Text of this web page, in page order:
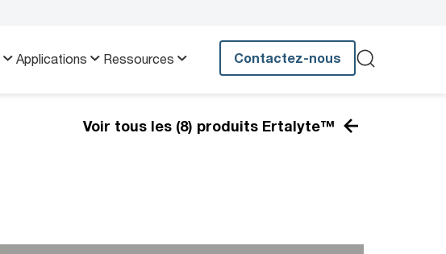
Applications Ressources Contactez-nous
Voir tous les (8) produits Ertalyte™